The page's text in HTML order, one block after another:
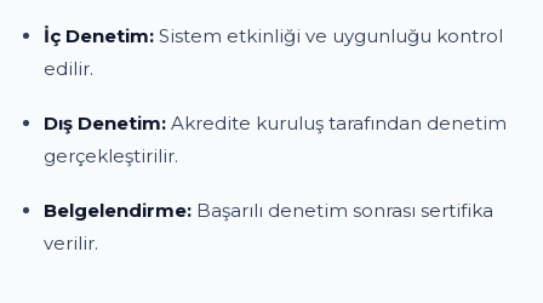
İç Denetim: Sistem etkinliği ve uygunluğu kontrol
edilir.
Dış Denetim: Akredite kuruluş tarafından denetim
gerçekleştirilir.
Belgelendirme: Başarılı denetim sonrası sertifika
verilir.